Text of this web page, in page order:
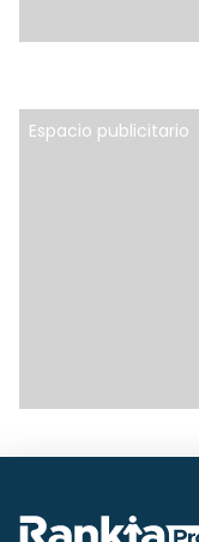
Espacio publicitario